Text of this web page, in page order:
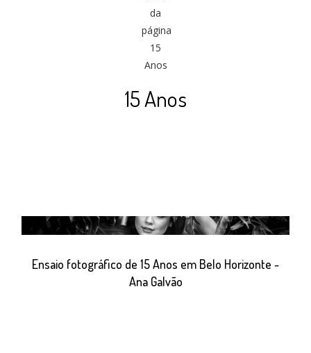
15 Anos
Ensaio fotográfico de 15 Anos em Belo Horizonte -
Ana Galvão